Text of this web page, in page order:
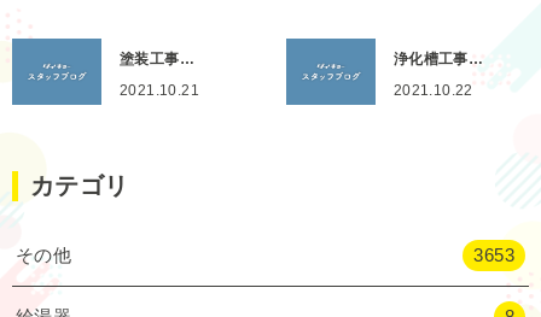
塗装工事…
2021.10.21
浄化槽工事…
2021.10.22
カテゴリ
その他 3653